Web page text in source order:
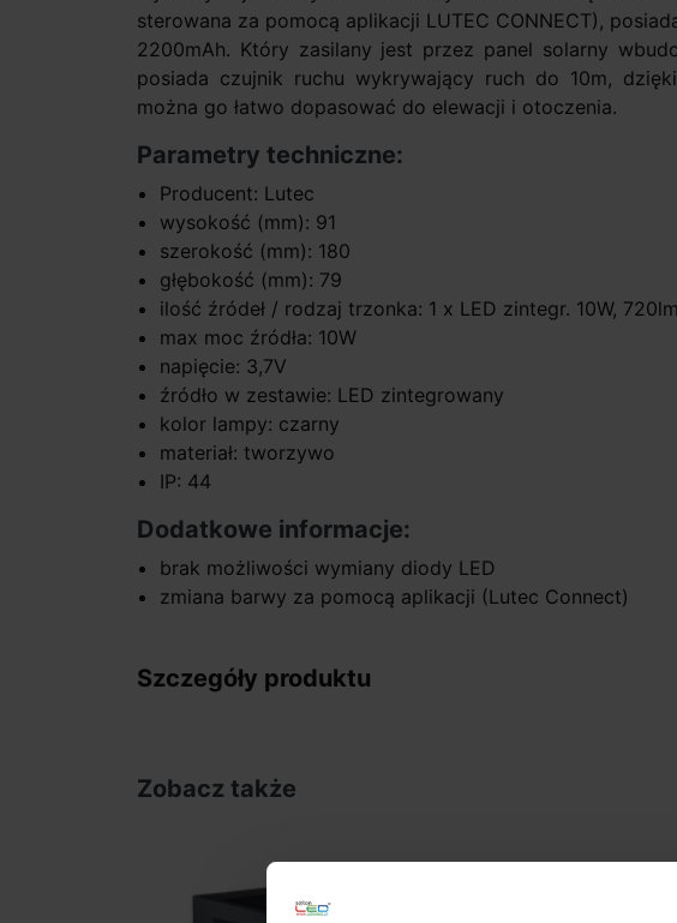
sterowana za pomocą aplikacji LUTEC CONNECT),
2200mAh. Który zasilany jest przez panel solarny
posiada czujnik ruchu wykrywający ruch do 10m,
można go łatwo dopasować do elewacji i otoczenia.
Parametry techniczne:
Producent: Lutec
wysokość (mm): 91
szerokość (mm): 180
głębokość (mm): 79
ilość źródeł / rodzaj trzonka: 1 x LED zintegr. 10W,
max moc źródła: 10W
napięcie: 3,7V
źródło w zestawie: LED zintegrowany
kolor lampy: czarny
materiał: tworzywo
IP: 44
Dodatkowe informacje:
brak możliwości wymiany diody LED
zmiana barwy za pomocą aplikacji (Lutec Connect)
Szczegóły produktu
Zobacz także